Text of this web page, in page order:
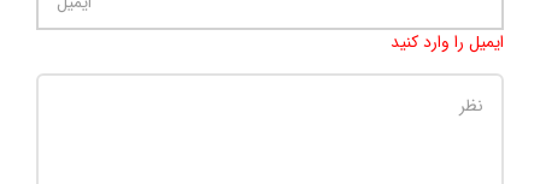
ایمیل را وارد کنید